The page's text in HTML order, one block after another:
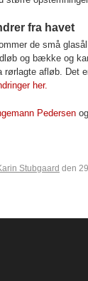
fra havet
de små
og bække og
rørlagte afløb. Det
her.
Pedersen og
Stubgaard den